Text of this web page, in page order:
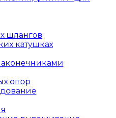
шлангов
катушках
опор